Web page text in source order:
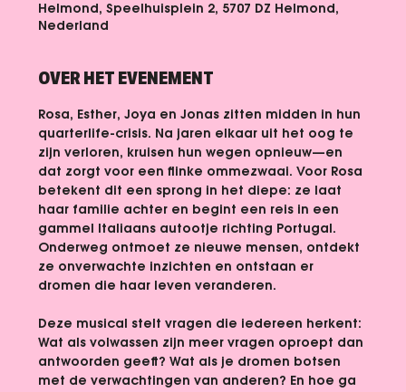
Helmond, Speelhuisplein 2, 5707 DZ Helmond,
Nederland
OVER HET EVENEMENT
Rosa, Esther, Joya en Jonas zitten midden in hun
quarterlife-crisis. Na jaren elkaar uit het oog te
zijn verloren, kruisen hun wegen opnieuw—en
dat zorgt voor een flinke ommezwaai. Voor Rosa
betekent dit een sprong in het diepe: ze laat
haar familie achter en begint een reis in een
gammel Italiaans autootje richting Portugal.
Onderweg ontmoet ze nieuwe mensen, ontdekt
ze onverwachte inzichten en ontstaan er
dromen die haar leven veranderen.
Deze musical stelt vragen die iedereen herkent:
Wat als volwassen zijn meer vragen oproept dan
antwoorden geeft? Wat als je dromen botsen
met de verwachtingen van anderen? En hoe ga